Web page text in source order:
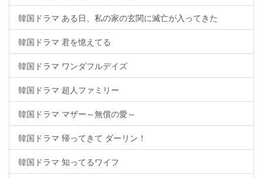
韓国ドラマ ある日、私の家の玄関に滅亡が入ってきた
韓国ドラマ 君を憶えてる
韓国ドラマ ワンダフルデイズ
韓国ドラマ 超人ファミリー
韓国ドラマ マザー～無償の愛～
韓国ドラマ 帰ってきて ダーリン！
韓国ドラマ 知ってるワイフ